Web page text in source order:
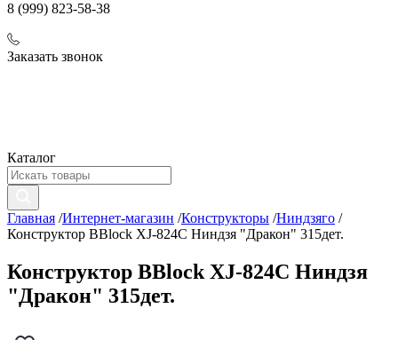
8 (999) 823-58-38
Заказать звонок
Каталог
Главная /Интернет-магазин /Конструкторы /Ниндзяго /
Конструктор BBlock XJ-824C Ниндзя "Дракон" 315дет.
Конструктор BBlock XJ-824C Ниндзя
"Дракон" 315дет.